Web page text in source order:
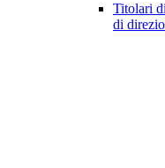
Titolari
di